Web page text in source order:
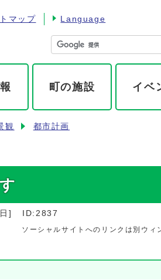
マップ Language
町の施設 イベ
観 都市計画
] ID:2837
ソーシャルサイトへのリンクは別ウィ